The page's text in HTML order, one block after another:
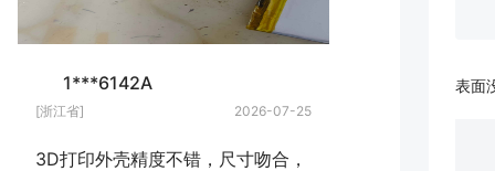
1***6142A
[浙江省] 2026-07-25
3D打印外壳精度不错，尺寸吻合，
表面